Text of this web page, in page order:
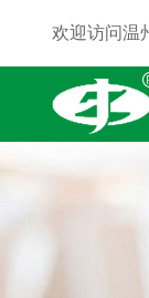
欢迎访问温